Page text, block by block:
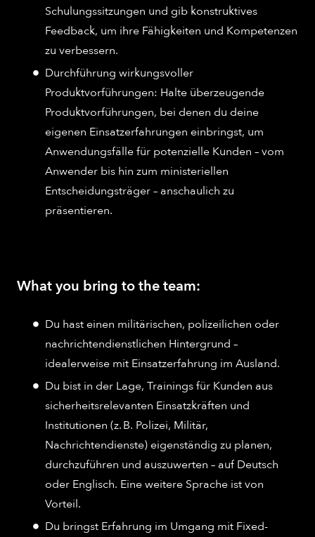
Schulungssitzungen und gib konstruktives
Feedback, um ihre Fähigkeiten und Kompetenzen
zu verbessern.
Durchführung wirkungsvoller
Produktvorführungen: Halte überzeugende
Produktvorführungen, bei denen du deine
eigenen Einsatzerfahrungen einbringst, um
Anwendungsfälle für potenzielle Kunden – vom
Anwender bis hin zum ministeriellen
Entscheidungsträger – anschaulich zu
präsentieren.
What you bring to the team:
Du hast einen militärischen, polizeilichen oder
nachrichtendienstlichen Hintergrund –
idealerweise mit Einsatzerfahrung im Ausland.
Du bist in der Lage, Trainings für Kunden aus
sicherheitsrelevanten Einsatzkräften und
Institutionen (z. B. Polizei, Militär,
Nachrichtendienste) eigenständig zu planen,
durchzuführen und auszuwerten – auf Deutsch
oder Englisch. Eine weitere Sprache ist von
Vorteil.
Du bringst Erfahrung im Umgang mit Fixed-